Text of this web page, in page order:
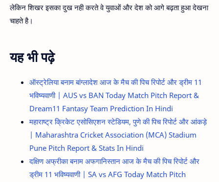
लेकिन शिखर इसका दुख नही करते वे युवाओं और देश को आगे बढ़ता हुआ देखना
चाहते है।
यह भी पढ़े
ऑस्ट्रेलिया बनाम बांग्लादेश आज के मैच की पिच रिपोर्ट और ड्रीम 11
भविष्यवाणी | AUS vs BAN Today Match Pitch Report &
Dream11 Fantasy Team Prediction In Hindi
महाराष्ट्र क्रिकेट एसोसिएशन स्टेडियम, पुणे की पिच रिपोर्ट और आंकड़े
| Maharashtra Cricket Association (MCA) Stadium
Pune Pitch Report & Stats In Hindi
दक्षिण अफ्रीका बनाम अफगानिस्तान आज के मैच की पिच रिपोर्ट और
ड्रीम 11 भविष्यवाणी | SA vs AFG Today Match Pitch